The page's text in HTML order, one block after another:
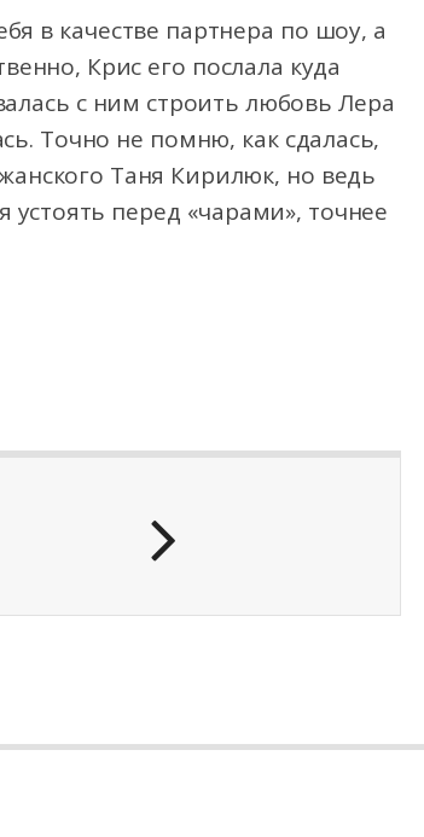
в качестве партнера по шоу, а
Крис его послала куда
с ним строить любовь Лера
Точно не помню, как сдалась,
Таня Кирилюк, но ведь
устоять перед «чарами», точнее